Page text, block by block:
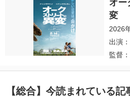
オー
変
2026
出演
監督
【総合】今読まれている記